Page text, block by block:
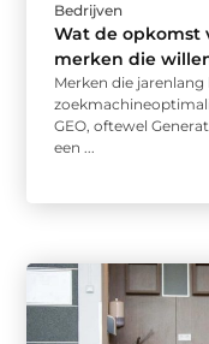
Bedrijven
Wat de opkomst
merken die
Merken die
GEO, oftewel
een ...